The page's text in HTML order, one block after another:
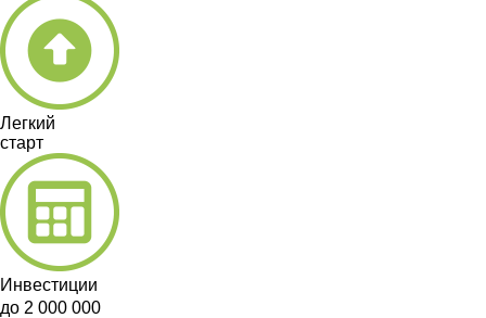
Легкий
старт
Инвестиции
до 2 000 000